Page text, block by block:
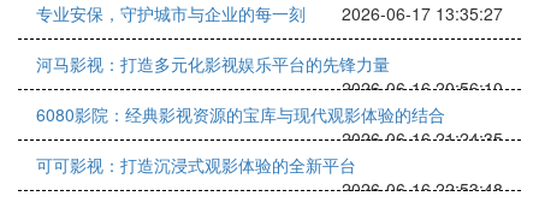
专业安保，守护城市与企业的每一刻
2026-06-17 13:35:27
河马影视：打造多元化影视娱乐平台的先锋力量
2026-06-16 20:56:10
6080影院：经典影视资源的宝库与现代观影体验的结合
2026-06-16 21:24:35
可可影视：打造沉浸式观影体验的全新平台
2026-06-16 22:53:48